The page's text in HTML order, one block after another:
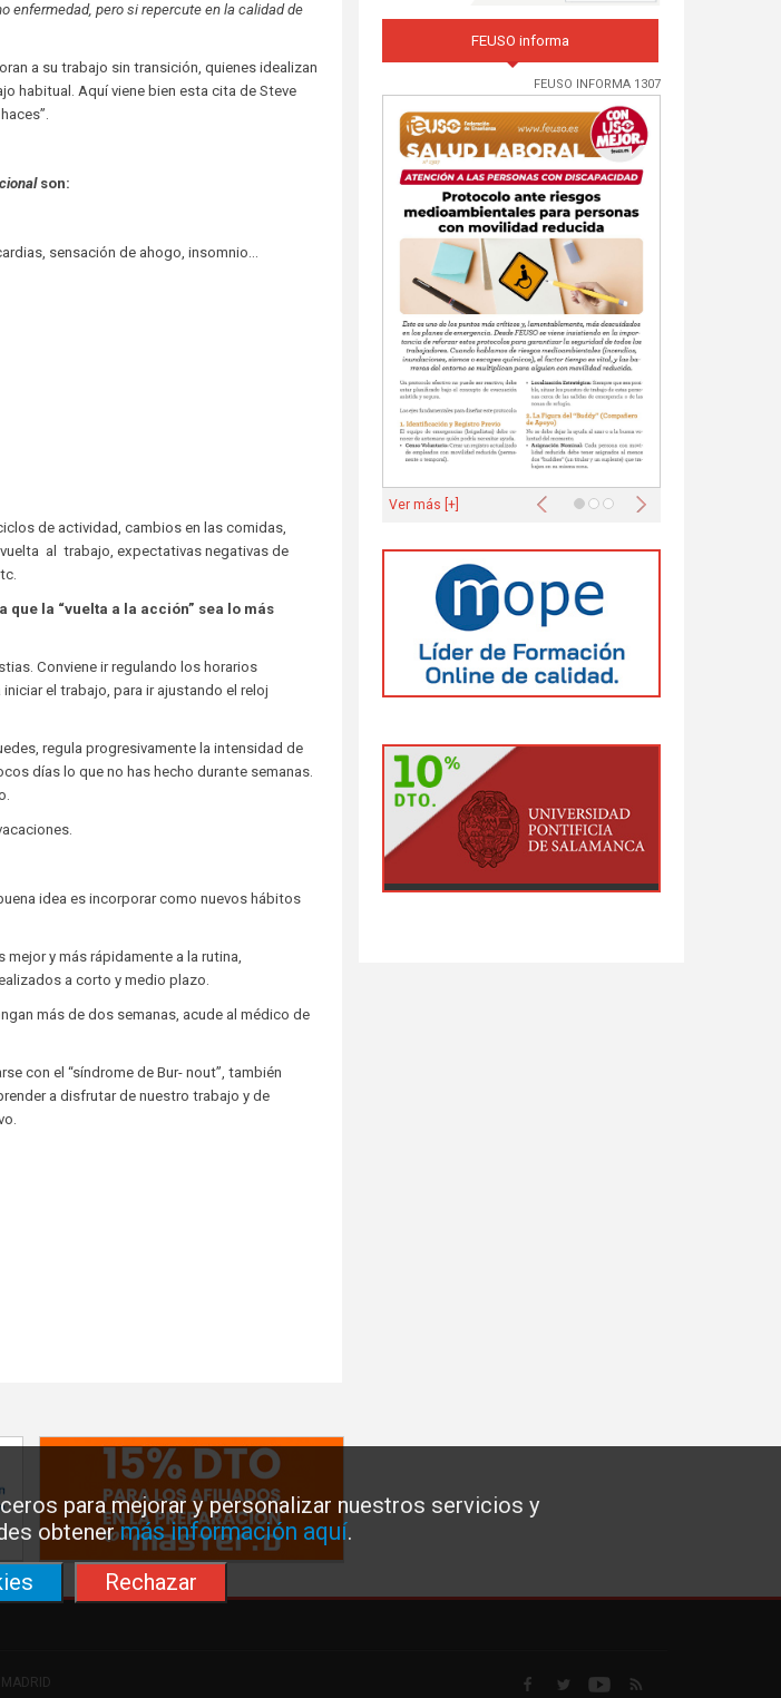
para mejorar y personalizar nuestros servicios y
obtenermás información aquí.
Rechazar
enfermedad, pero si repercute en la calidad de
a su trabajo sin transición, quienes idealizan
habitual. Aquí viene bien esta cita de Steve
son:
sensación de ahogo, insomnio…
de actividad, cambios en las comidas,
al trabajo, expectativas negativas de
la “vuelta a la acción” sea lo más
Conviene ir regulando los horarios
el trabajo, para ir ajustando el reloj
regula progresivamente la intensidad de
días lo que no has hecho durante semanas.
idea es incorporar como nuevos hábitos
y más rápidamente a la rutina,
a corto y medio plazo.
más de dos semanas, acude al médico de
con el “síndrome de Bur- nout”, también
a disfrutar de nuestro trabajo y de
FEUSO informa
FEUSO INFORMA 1307
Anterior Siguiente
Ver más [+]